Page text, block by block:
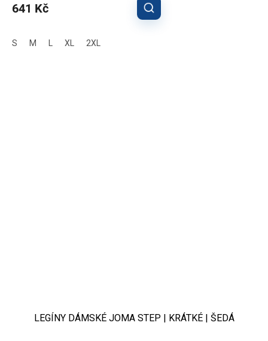
641 Kč
S M XL 2XL
LEGÍNY DÁMSKÉ JOMA STEP | KRÁTKÉ | ŠEDÁ